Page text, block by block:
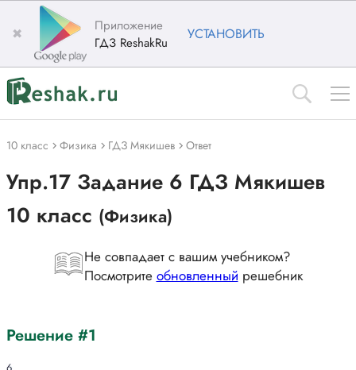
✖
Приложение
ГДЗ ReshakRu
УСТАНОВИТЬ
10 класс Физика ГДЗ Мякишев Ответ
Упр.17 Задание 6 ГДЗ Мякишев
10 класс (Физика)
Не совпадает с вашим учебником?
Посмотрите обновленный решебник
Решение #1